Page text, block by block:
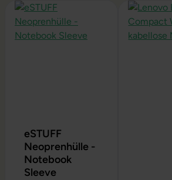
Produktgalerie überspringen
eSTUFF
Neoprenhülle -
Notebook
Sleeve